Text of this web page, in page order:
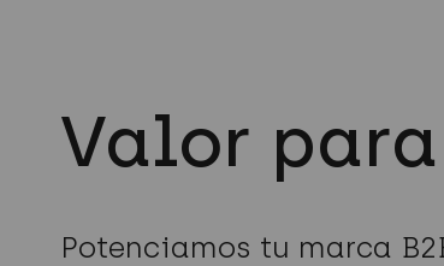
Valor
Potenciamos tu marca